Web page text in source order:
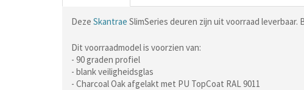
Deze Skantrae SlimSeries deuren zijn uit voorraad
Dit voorraadmodel is voorzien van:
- 90 graden profiel
- blank veiligheidsglas
- Charcoal Oak afgelakt met PU TopCoat RAL 9011